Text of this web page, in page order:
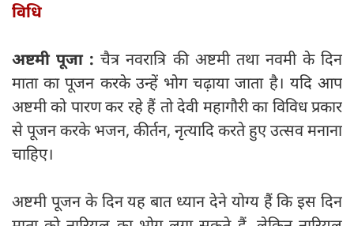
विधि
अष्टमी पूजा :चैत्र नवरात्रि की अष्टमी तथा नवमी के दिन
माता का पूजन करके उन्हें भोग चढ़ाया जाता है। यदि आप
अष्टमी को पारण कर रहे हैं तो देवी महागौरी का विविध प्रकार
से पूजन करके भजन, कीर्तन, नृत्यादि करते हुए उत्सव मनाना
चाहिए।
अष्टमी पूजन के दिन यह बात ध्यान देने योग्य हैं कि इस दिन